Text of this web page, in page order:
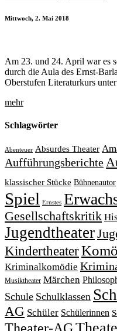
Mittwoch, 2. Mai 2018
Am 23. und 24. April war es
durch die Aula des Ernst-
Oberstufen Literaturkurs
mehr
Schlagwörter
Abenteuer Absurdes Theater
Aufführungsberichte
klassischer Stücke Bühnenautor
Spiel Ernstes
Gesellschaftskritik
Jugendtheater
Kindertheater
Kriminalkomödie
Musiktheater Märchen
Schule Schulklassen
AG Schüler Schülerinnen